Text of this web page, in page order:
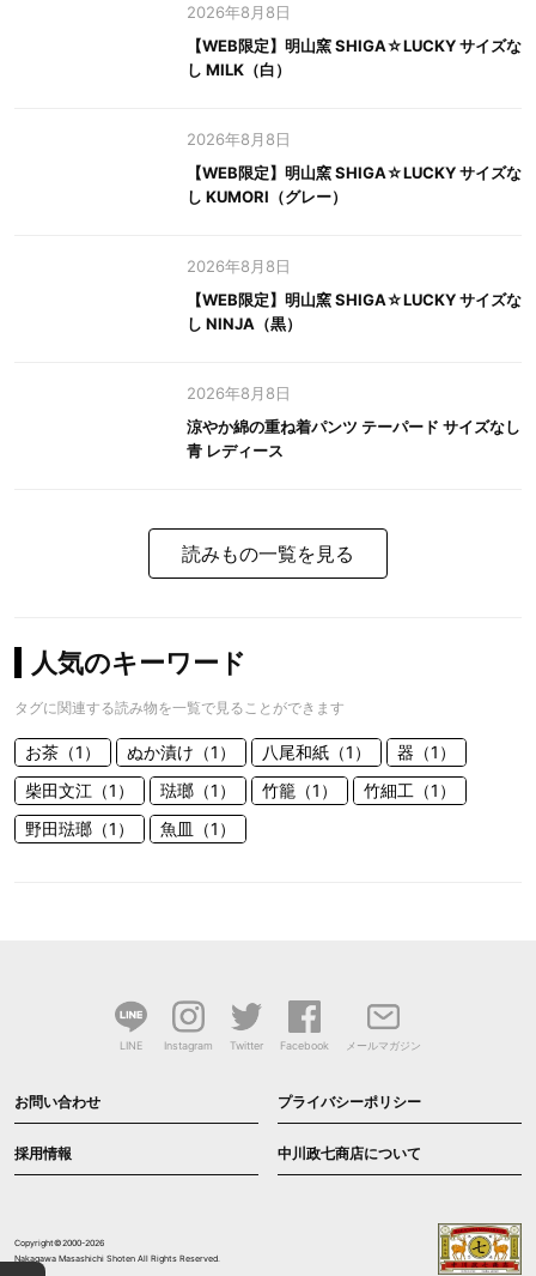
2026年8月8日
【WEB限定】明山窯 SHIGA☆LUCKY サイズな
し MILK（白）
2026年8月8日
【WEB限定】明山窯 SHIGA☆LUCKY サイズな
し KUMORI（グレー）
2026年8月8日
【WEB限定】明山窯 SHIGA☆LUCKY サイズな
し NINJA（黒）
2026年8月8日
涼やか綿の重ね着パンツ テーパード サイズなし
青 レディース
読みもの一覧を見る
人気のキーワード
タグに関連する読み物を一覧で見ることができます
お茶（1） ぬか漬け（1） 八尾和紙（1）
器（1）
柴田文江（1）
琺瑯（1） 竹籠（1）
竹細工（1）
野田琺瑯（1）
魚皿（1）
LINE Instagram Twitter Facebook メールマガジン
お問い合わせ プライバシーポリシー
採用情報 中川政七商店について
Copyright©2000-2026
Nakagawa Masashichi Shoten All Rights Reserved.